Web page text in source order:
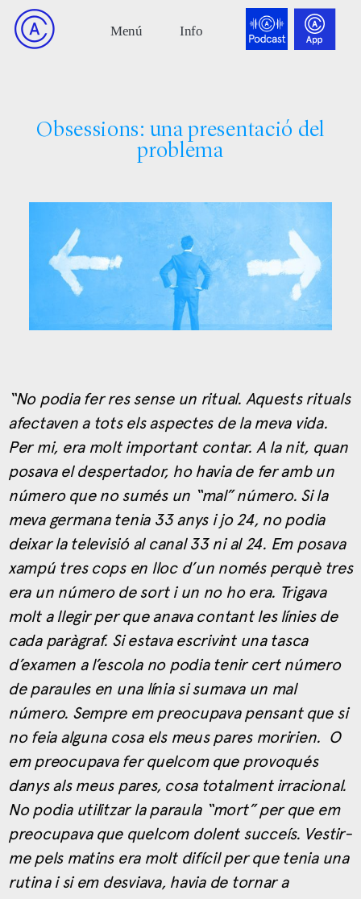
Obsessions: una presentació del
problema
“No podia fer res sense un ritual. Aquests rituals
afectaven a tots els aspectes de la meva vida.
Per mi, era molt important contar. A la nit, quan
posava el despertador, ho havia de fer amb un
número que no sumés un “mal” número. Si la
meva germana tenia 33 anys i jo 24, no podia
deixar la televisió al canal 33 ni al 24. Em posava
xampú tres cops en lloc d’un només perquè tres
era un número de sort i un no ho era. Trigava
molt a llegir per que anava contant les línies de
cada paràgraf. Si estava escrivint una tasca
d’examen a l’escola no podia tenir cert número
de paraules en una línia si sumava un mal
número. Sempre em preocupava pensant que si
no feia alguna cosa els meus pares moririen. O
em preocupava fer quelcom que provoqués
danys als meus pares, cosa totalment irracional.
No podia utilitzar la paraula “mort” per que em
preocupava que quelcom dolent succeís. Vestir-
me pels matins era molt difícil per que tenia una
rutina i si em desviava, havia de tornar a